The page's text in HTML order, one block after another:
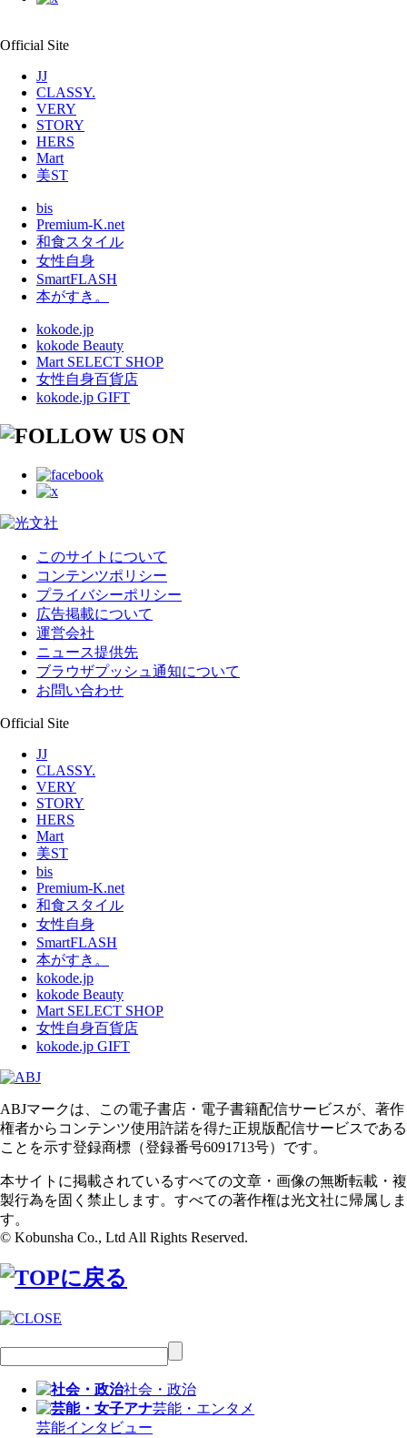
Official Site
JJ
CLASSY.
VERY
STORY
HERS
Mart
美ST
bis
Premium-K.net
和食スタイル
女性自身
SmartFLASH
本がすき。
kokode.jp
kokode Beauty
Mart SELECT SHOP
女性自身百貨店
kokode.jp GIFT
このサイトについて
コンテンツポリシー
プライバシーポリシー
広告掲載について
運営会社
ニュース提供先
ブラウザプッシュ通知について
お問い合わせ
Official Site
JJ
CLASSY.
VERY
STORY
HERS
Mart
美ST
bis
Premium-K.net
和食スタイル
女性自身
SmartFLASH
本がすき。
kokode.jp
kokode Beauty
Mart SELECT SHOP
女性自身百貨店
kokode.jp GIFT
ABJマークは、この電子書店・電子書籍配信サービスが、著作
権者からコンテンツ使用許諾を得た正規版配信サービスである
ことを示す登録商標（登録番号6091713号）です。
本サイトに掲載されているすべての文章・画像の無断転載・複
製行為を固く禁止します。すべての著作権は光文社に帰属しま
す。
© Kobunsha Co., Ltd All Rights Reserved.
社会・政治
芸能・エンタメ
芸能インタビュー